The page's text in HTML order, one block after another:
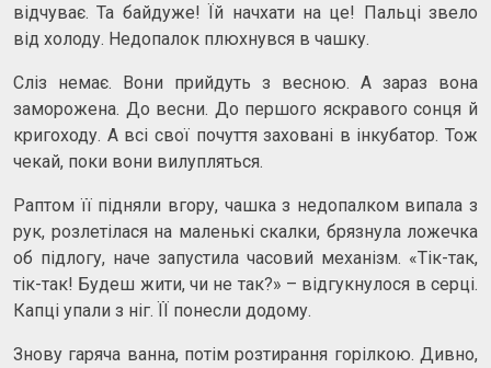
відчуває. Та байдуже! Їй начхати на це! Пальці звело
від холоду. Недопалок плюхнувся в чашку.
Сліз немає. Вони прийдуть з весною. А зараз вона
заморожена. До весни. До першого яскравого сонця й
кригоходу. А всі свої почуття заховані в інкубатор. Тож
чекай, поки вони вилупляться.
Раптом її підняли вгору, чашка з недопалком випала з
рук, розлетілася на маленькі скалки, брязнула ложечка
об підлогу, наче запустила часовий механізм. «Тік-так,
тік-так! Будеш жити, чи не так?» – відгукнулося в серці.
Капці упали з ніг. ЇЇ понесли додому.
Знову гаряча ванна, потім розтирання горілкою. Дивно,